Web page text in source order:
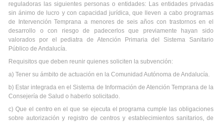
reguladoras las siguientes personas o entidades: Las entidades privadas
sin ánimo de lucro y con capacidad jurídica, que lleven a cabo programas
de Intervención Temprana a menores de seis años con trastornos en el
desarrollo o con riesgo de padecerlos que previamente hayan sido
valorados por el pediatra de Atención Primaria del Sistema Sanitario
Público de Andalucía.
Requisitos que deben reunir quienes soliciten la subvención:
a) Tener su ámbito de actuación en la Comunidad Autónoma de Andalucía.
b) Estar integrada en el Sistema de Información de Atención Temprana de la
Consejería de Salud o haberlo solicitado.
c) Que el centro en el que se ejecuta el programa cumple las obligaciones
sobre autorización y registro de centros y establecimientos sanitarios, de